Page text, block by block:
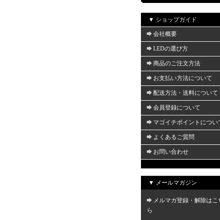
▼ ショップガイド
会社概要
LEDの選び方
商品のご注文方法
お支払い方法について
配送方法・送料について
会員登録について
マゴイチポイントについ
よくあるご質問
お問い合わせ
▼ メールマガジン
メルマガ登録・解除はこ
ら